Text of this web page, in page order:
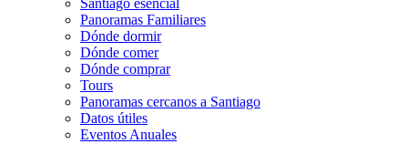
Santiago esencial
Panoramas Familiares
Dónde dormir
Dónde comer
Dónde comprar
Tours
Panoramas cercanos a Santiago
Datos útiles
Eventos Anuales